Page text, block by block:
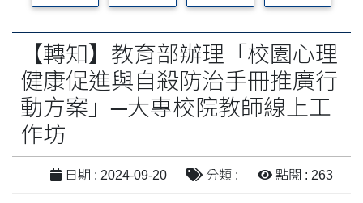
【轉知】教育部辦理「校園心理
健康促進與自殺防治手冊推廣行
動方案」─大專校院教師線上工
作坊
日期 : 2024-09-20 分類 : 點閱 : 263